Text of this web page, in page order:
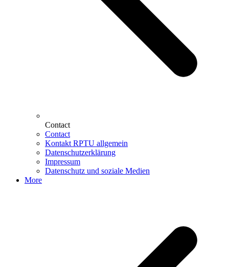
Contact
Contact
Kontakt RPTU allgemein
Datenschutzerklärung
Impressum
Datenschutz und soziale Medien
More